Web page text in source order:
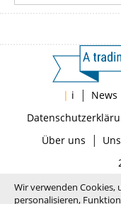
| i | News
Über uns |
Wir verwenden Cookies,
personalisieren,